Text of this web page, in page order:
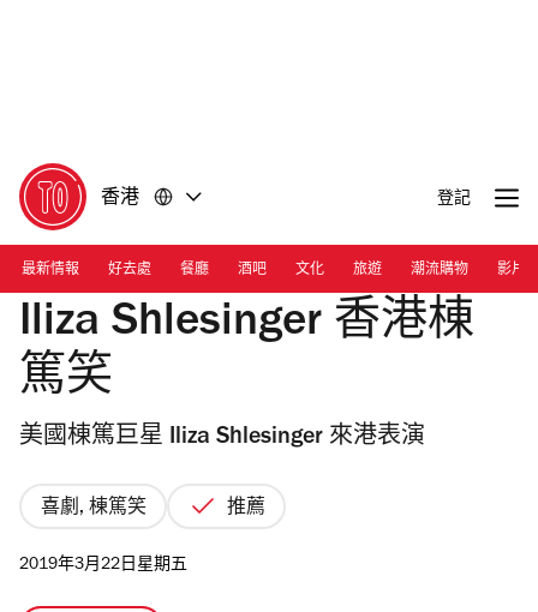
香港 登記
最新情報 好去處 餐廳 酒吧 文化 旅遊 潮流購物 影片
Iliza Shlesinger 香港棟
篤笑
美國棟篤巨星 Iliza Shlesinger 來港表演
喜劇, 棟篤笑 推薦
2019年3月22日星期五